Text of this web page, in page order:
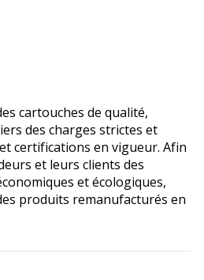
cartouches de qualité,
des charges strictes et
certifications en vigueur. Afin
et leurs clients des
et écologiques,
produits remanufacturés en